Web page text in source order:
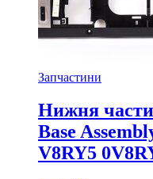
Запчастини
Нижня
Base
V8RY5